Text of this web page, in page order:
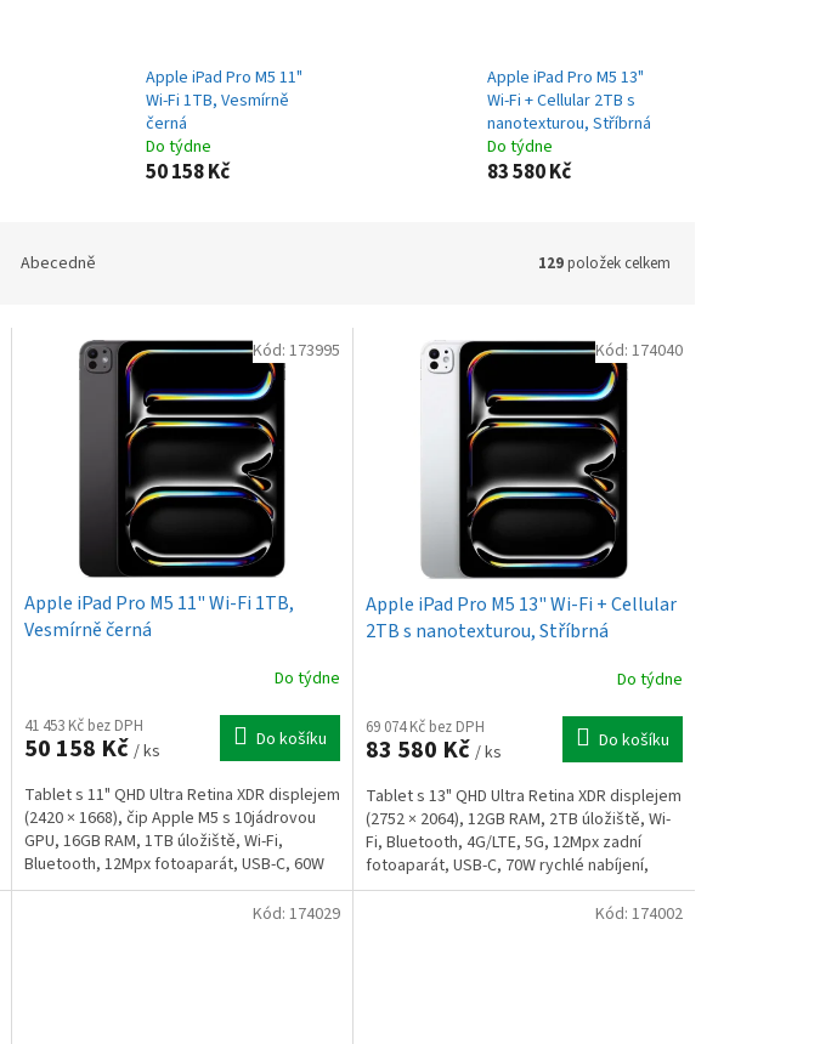
Apple iPad Pro M5 11"
Wi-Fi 1TB, Vesmírně
černá
Do týdne
50 158 Kč
Apple iPad Pro M5 13"
Wi-Fi + Cellular 2TB s
nanotexturou, Stříbrná
Do týdne
83 580 Kč
Abecedně 129položek celkem
Apple iPad Pro M5 11" Wi-Fi 1TB,
Vesmírně černá
Do týdne
41 453 Kč bez DPH
50 158 Kč / ks Do košíku
Tablet s 11" QHD Ultra Retina XDR displejem
(2420 × 1668), čip Apple M5 s 10jádrovou
GPU, 16GB RAM, 1TB úložiště, Wi-Fi,
Bluetooth, 12Mpx fotoaparát, USB-C, 60W
nabíjení, iPadOS...
Kód: 173995
Apple iPad Pro M5 13" Wi-Fi + Cellular
2TB s nanotexturou, Stříbrná
Do týdne
69 074 Kč bez DPH
83 580 Kč / ks Do košíku
Tablet s 13" QHD Ultra Retina XDR displejem
(2752 × 2064), 12GB RAM, 2TB úložiště, Wi-
Fi, Bluetooth, 4G/LTE, 5G, 12Mpx zadní
fotoaparát, USB-C, 70W rychlé nabíjení,
iPadOS 26.
Kód: 174040
Kód: 174029 Kód: 174002